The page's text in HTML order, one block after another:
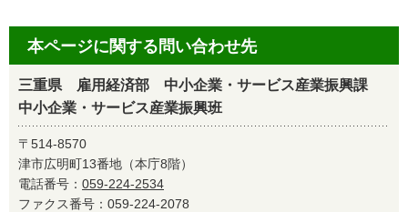
本ページに関する問い合わせ先
三重県 雇用経済部 中小企業・サービス産業振興課
中小企業・サービス産業振興班
〒514-8570
津市広明町13番地（本庁8階）
電話番号： 059-224-2534
ファクス番号：059-224-2078